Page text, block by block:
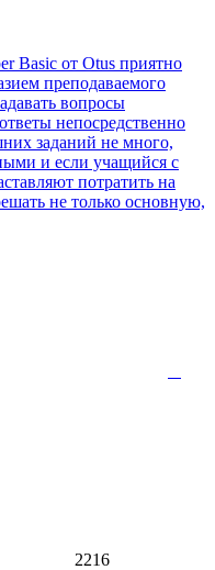
Basic от Otus приятно
преподаваемого
вопросы
непосредственно
заданий не много,
и если учащийся с
потратить на
не только основную,
2216